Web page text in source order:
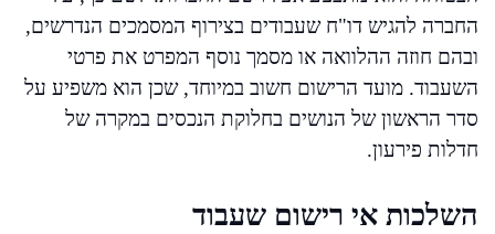
החברה להגיש דו"ח שעבודים בצירוף המסמכים הנדרשים,
ובהם חוזה ההלוואה או מסמך נוסף המפרט את פרטי
השעבוד. מועד הרישום חשוב במיוחד, שכן הוא משפיע על
סדר הראשון של הנושים בחלוקת הנכסים במקרה של
חדלות פירעון.
השלכות אי רישום שעבוד